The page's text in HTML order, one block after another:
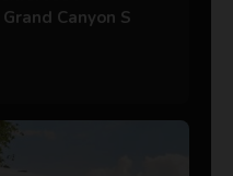
Canyon S